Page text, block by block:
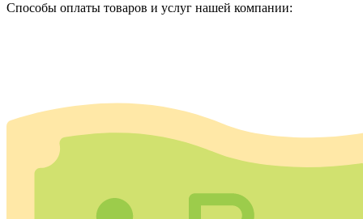
Способы оплаты товаров и услуг нашей компании: